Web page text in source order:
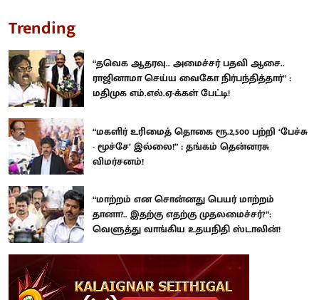
Trending
“தவெக ஆதரவு.. அமைச்சர் பதவி ஆசை..
ராஜினாமா செய்ய வைகோ நிர்பந்தித்தார்” :
மதிமுக எம்.எல்.ஏ-க்கள் பேட்டி!
“மகளிர் உரிமைத் தொகை ரூ.2,500 பற்றி ‘பேச்சு
- மூச்சே’ இல்லை!” : தங்கம் தென்னரசு
விமர்சனம்!
“மாற்றம் என சொன்னது பெயர் மாற்றம்
தானா?.. இதற்கு எதற்கு முதலமைச்சர்?”:
வெளுத்து வாங்கிய உதயநிதி ஸ்டாலின்!